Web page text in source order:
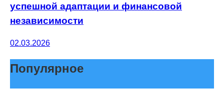
успешной адаптации и финансовой
независимости
02.03.2026
Популярное